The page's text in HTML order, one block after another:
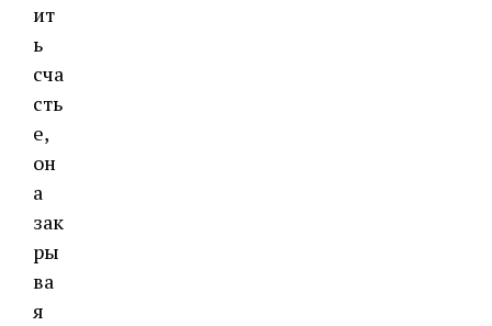
ит
ь
сча
сть
е,
он
а
зак
ры
ва
я